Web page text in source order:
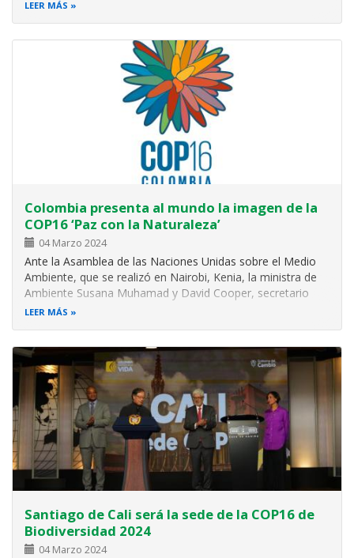
LEER MÁS
Colombia presenta al mundo la imagen de la
COP16 ‘Paz con la Naturaleza’
04 Marzo 2024
Ante la Asamblea de las Naciones Unidas sobre el Medio
Ambiente, que se realizó en Nairobi, Kenia, la ministra de
Ambiente Susana Muhamad y David Cooper, secretario
Ejecutivo interino del Convenio para la Diversidad Biológica
LEER MÁS
Santiago de Cali será la sede de la COP16 de
Biodiversidad 2024
04 Marzo 2024